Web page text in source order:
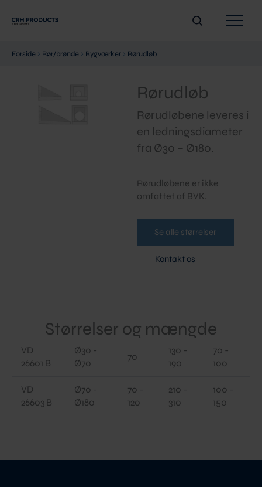
Forside › Rør/brønde › Bygværker › Rørudløb
Rørudløb
Rørudløbene leveres i
en ledningsdiameter
fra Ø30 – Ø180.
Rørudløbene er ikke
omfattet af BVK.
Se alle størrelser
Kontakt os
Størrelser og mængde
VD
26601 B
Ø30 -
Ø70
70
130 -
190
70 -
100
VD
26603 B
Ø70 -
Ø180
70 -
120
210 -
310
100 -
150